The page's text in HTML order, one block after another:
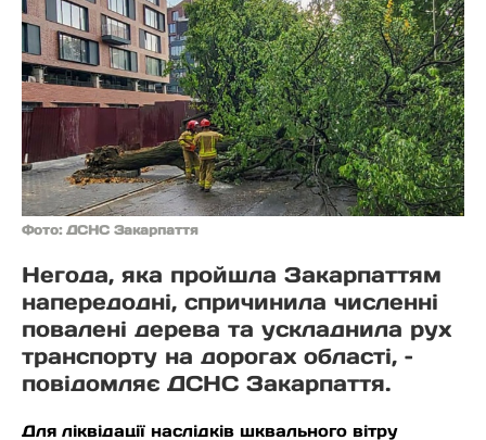
Фото: ДСНС Закарпаття
Негода, яка пройшла Закарпаттям
напередодні, спричинила численні
повалені дерева та ускладнила рух
транспорту на дорогах області, –
повідомляє ДСНС Закарпаття.
Для ліквідації наслідків шквального вітру